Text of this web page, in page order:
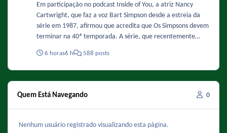
Em participação no podcast Inside of You, a atriz Nancy
Cartwright, que faz a voz Bart Simpson desde a estreia da
série em 1987, afirmou que acredita que Os Simpsons devem
terminar na 40ª temporada. A série, que recentemente
temporada, já tem renovação garantida até a temporada 40,
o que significa que o fim estimado pela atriz ocorreria na
https://www.omelete.com.br/series-tv/os-simpsons-voz-de-
bart-serie-vai-acabar-na-40-temporada
6 horas6 h 588 posts
Quem Está Navegando 0
Nenhum usuário registrado visualizando esta página.